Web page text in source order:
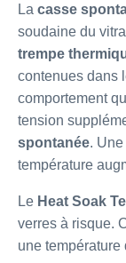
La casse
soudaine du
trempe
contenues dans
comportement
tension
spontanée.
température
Le Heat Soak
verres à risque.
une température